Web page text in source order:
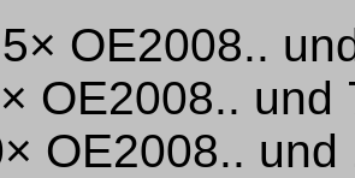
OE2008..
OE2008.. und
OE2008..